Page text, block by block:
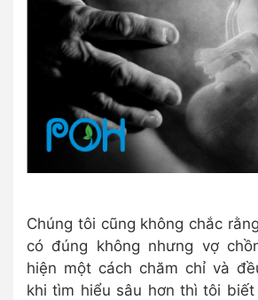
Chúng tôi cũng không chắc
có đúng không nhưng vợ
hiện một cách chăm chỉ và
khi tìm hiểu sâu hơn thì tôi